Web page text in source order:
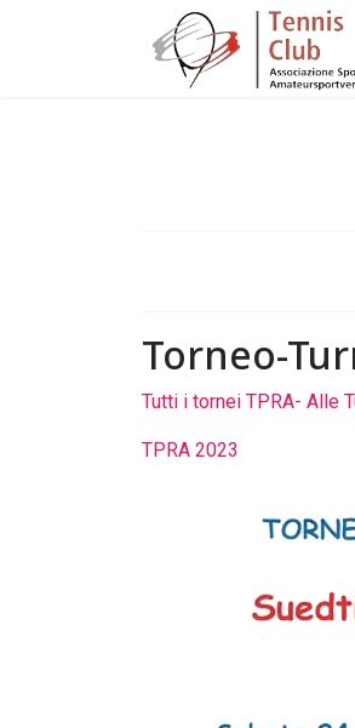
Torneo-
Tutti i tornei TPRA- Alle
TPRA 2023